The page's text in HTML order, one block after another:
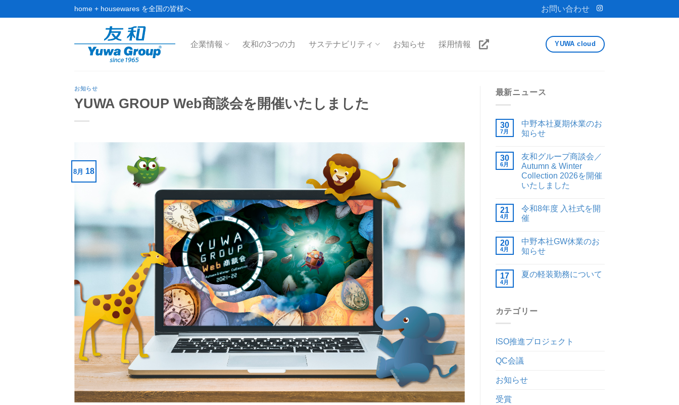
to
home + housewares を全国の皆様へ お問い合わせ
企業情報 友和の3つの力 サステナビリティ お知らせ 採用情報 YUWA cloud
お知らせ
YUWA GROUP Web商談会を開催いたしました
8月 18
最新ニュース
30
7月
中野本社夏期休業のお
知らせ
30
6月
友和グループ商談会／
Autumn & Winter
Collection 2026を開催
いたしました
21
4月
令和8年度 入社式を開
催
20
4月
中野本社GW休業のお
知らせ
17
4月
夏の軽装勤務について
カテゴリー
ISO推進プロジェクト
QC会議
お知らせ
受賞